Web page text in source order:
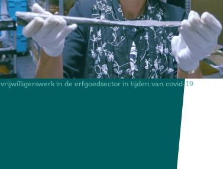
vrijwilligerswerk in de erfgoedsector in tijden van covid-19